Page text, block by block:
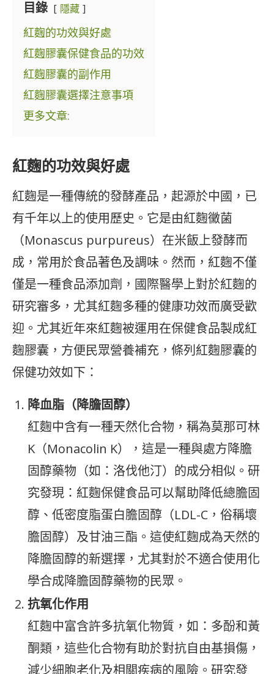
目錄 隱藏
紅麴的功效與好處
紅麴膠囊保健食品的功效
紅麴膠囊的副作用
紅麴膠囊選擇注意事項
更多文章:
紅麴的功效與好處
紅麴是一種傳統的發酵產品，起源於中國，已
有千年以上的使用歷史。它是由紅麴黴菌
（Monascus purpureus）在米飯上發酵而
成，常用於食品著色及調味。然而，紅麴不僅
僅是一種食品添加劑，國際醫學上對於紅麴的
研究審多，尤其紅麴多種的健康功效而廣受歡
迎。尤其近年來紅麴被運用在保健食品製成紅
麴膠囊，方便民眾營養補充，條列紅麴膠囊的
保健功效如下：
降血脂（降膽固醇）
紅麴中含有一種天然化合物，稱為莫那可林
K（Monacolin K），這是一種與處方降膽
固醇藥物（如：洛伐他汀）的成分相似。研
究發現：紅麴保健食品可以幫助降低總膽固
醇、低密度脂蛋白膽固醇（LDL-C，俗稱壞
膽固醇）及甘油三酯。這使紅麴成為天然的
降膽固醇的新選擇，尤其對於不適合使用化
學合成降膽固醇藥物的民眾。
抗氧化作用
紅麴中富含許多抗氧化物質，如：多酚和黃
酮類，這些化合物有助於對抗自由基損傷，
減少細胞老化及相關疾病的風險。研究發